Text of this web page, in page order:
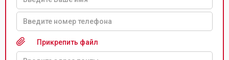
Прикрепить файл